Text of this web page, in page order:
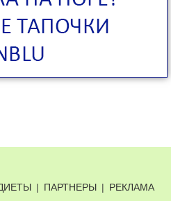
| ПАРТНЕРЫ | РЕКЛАМА